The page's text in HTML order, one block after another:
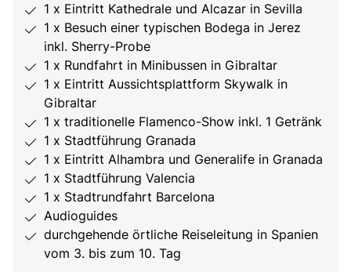
1 x Eintritt Kathedrale und Alcazar in Sevilla
1 x Besuch einer typischen Bodega in Jerez
inkl. Sherry-Probe
1 x Rundfahrt in Minibussen in Gibraltar
1 x Eintritt Aussichtsplattform Skywalk in
Gibraltar
1 x traditionelle Flamenco-Show inkl. 1 Getränk
1 x Stadtführung Granada
1 x Eintritt Alhambra und Generalife in Granada
1 x Stadtführung Valencia
1 x Stadtrundfahrt Barcelona
Audioguides
durchgehende örtliche Reiseleitung in Spanien
vom 3. bis zum 10. Tag